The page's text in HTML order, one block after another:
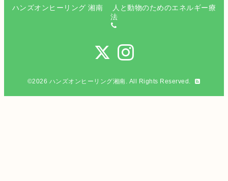
ハンズオンヒーリング 湘南 人と動物のためのエネルギー療
法
©2026 ハンズオンヒーリング湘南 . All Rights Reserved.